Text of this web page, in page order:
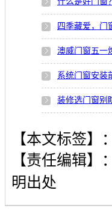
四季藏爱，门
澳威门窗五一
系统门窗安装
装修选门窗别
【本文标签】：
【责任编辑】：
明出处